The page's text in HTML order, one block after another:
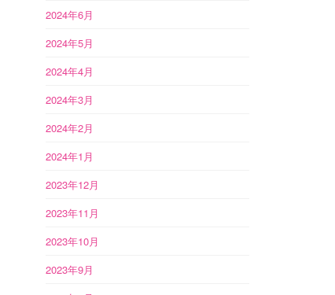
2024年6月
2024年5月
2024年4月
2024年3月
2024年2月
2024年1月
2023年12月
2023年11月
2023年10月
2023年9月